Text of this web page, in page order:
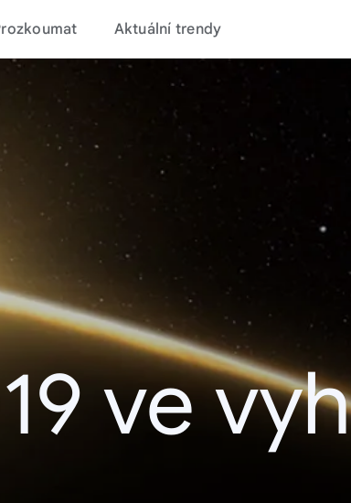
Aktuální trendy
ve